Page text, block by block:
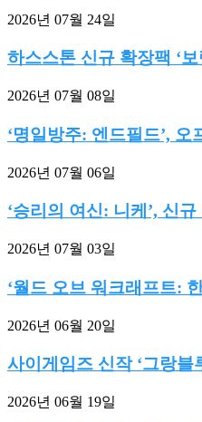
2026년 07월 24일
하스스톤 신규 확장팩 ‘
2026년 07월 08일
‘명일방주: 엔드필드’,
2026년 07월 06일
‘승리의 여신: 니케’, 신
2026년 07월 03일
‘월드 오브 워크래프트:
2026년 06월 20일
사이게임즈 신작 ‘그랑
2026년 06월 19일